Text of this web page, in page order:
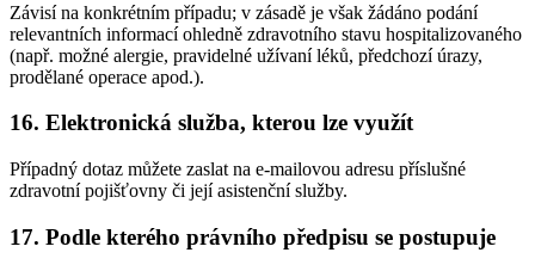
Závisí na konkrétním případu; v zásadě je však žádáno podání
relevantních informací ohledně zdravotního stavu hospitalizovaného
(např. možné alergie, pravidelné užívaní léků, předchozí úrazy,
prodělané operace apod.).
16. Elektronická služba, kterou lze využít
Případný dotaz můžete zaslat na e-mailovou adresu příslušné
zdravotní pojišťovny či její asistenční služby.
17. Podle kterého právního předpisu se postupuje